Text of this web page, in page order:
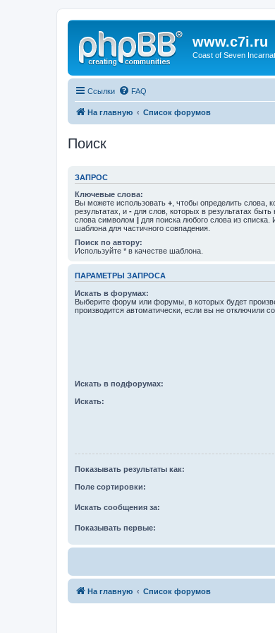
www.c7i.ru
Coast of Seven
Ссылки FAQ
На главную Список форумов
Поиск
ЗАПРОС
Ключевые слова:
Вы можете использовать + , чтобы определить слова,
результатах, и - для слов, которых в результатах
слова символом | для поиска любого слова из списка.
шаблона для частичного совпадения.
Поиск по автору:
Используйте * в качестве шаблона.
ПАРАМЕТРЫ ЗАПРОСА
Искать в форумах:
Выберите форум или форумы, в которых будет
производится автоматически, если вы не отключили
Искать в подфорумах:
Искать:
Показывать результаты как:
Поле сортировки:
Искать сообщения за:
Показывать первые:
На главную Список форумов